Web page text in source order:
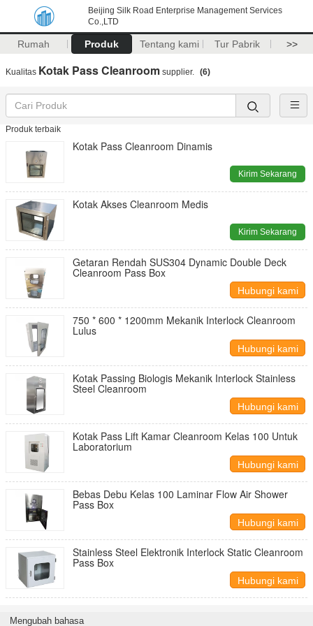
Beijing Silk Road Enterprise Management Services
Co.,LTD
Rumah Produk Tentang kami Tur Pabrik >>
Kualitas Kotak Pass Cleanroom supplier. (6)
Produk terbaik
Kotak Pass Cleanroom Dinamis
Kirim Sekarang
Kotak Akses Cleanroom Medis
Kirim Sekarang
Getaran Rendah SUS304 Dynamic Double Deck
Cleanroom Pass Box
Hubungi kami
750 * 600 * 1200mm Mekanik Interlock Cleanroom
Lulus
Hubungi kami
Kotak Passing Biologis Mekanik Interlock Stainless
Steel Cleanroom
Hubungi kami
Kotak Pass Lift Kamar Cleanroom Kelas 100 Untuk
Laboratorium
Hubungi kami
Bebas Debu Kelas 100 Laminar Flow Air Shower
Pass Box
Hubungi kami
Stainless Steel Elektronik Interlock Static Cleanroom
Pass Box
Hubungi kami
Mengubah bahasa